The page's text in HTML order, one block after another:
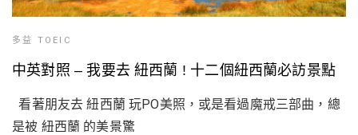
多益 TOEIC
中英對照 – 我要去 紐西蘭 ! 十二個紐西蘭必訪景點
看著朋友去 紐西蘭 玩PO美照，或是看過魔戒三部曲，總
是被 紐西蘭 的美景驚